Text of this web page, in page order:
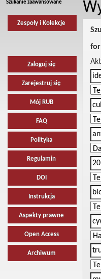
Szukanie zaawansowane
Zespoły i Kolekcje
Zaloguj się
Zarejestruj się
Mój RUB
FAQ
Polityka
Regulamin
DOI
Instrukcja
Aspekty prawne
Open Access
Archiwum
for